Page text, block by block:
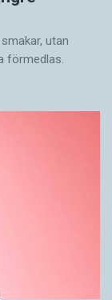
utan
förmedlas.